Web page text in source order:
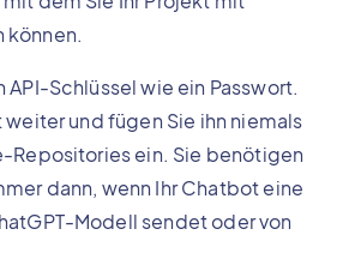
können.
API-Schlüssel wie ein Passwort.
und fügen Sie ihn niemals
ein. Sie benötigen
dann, wenn Ihr Chatbot eine
Modell sendet oder von